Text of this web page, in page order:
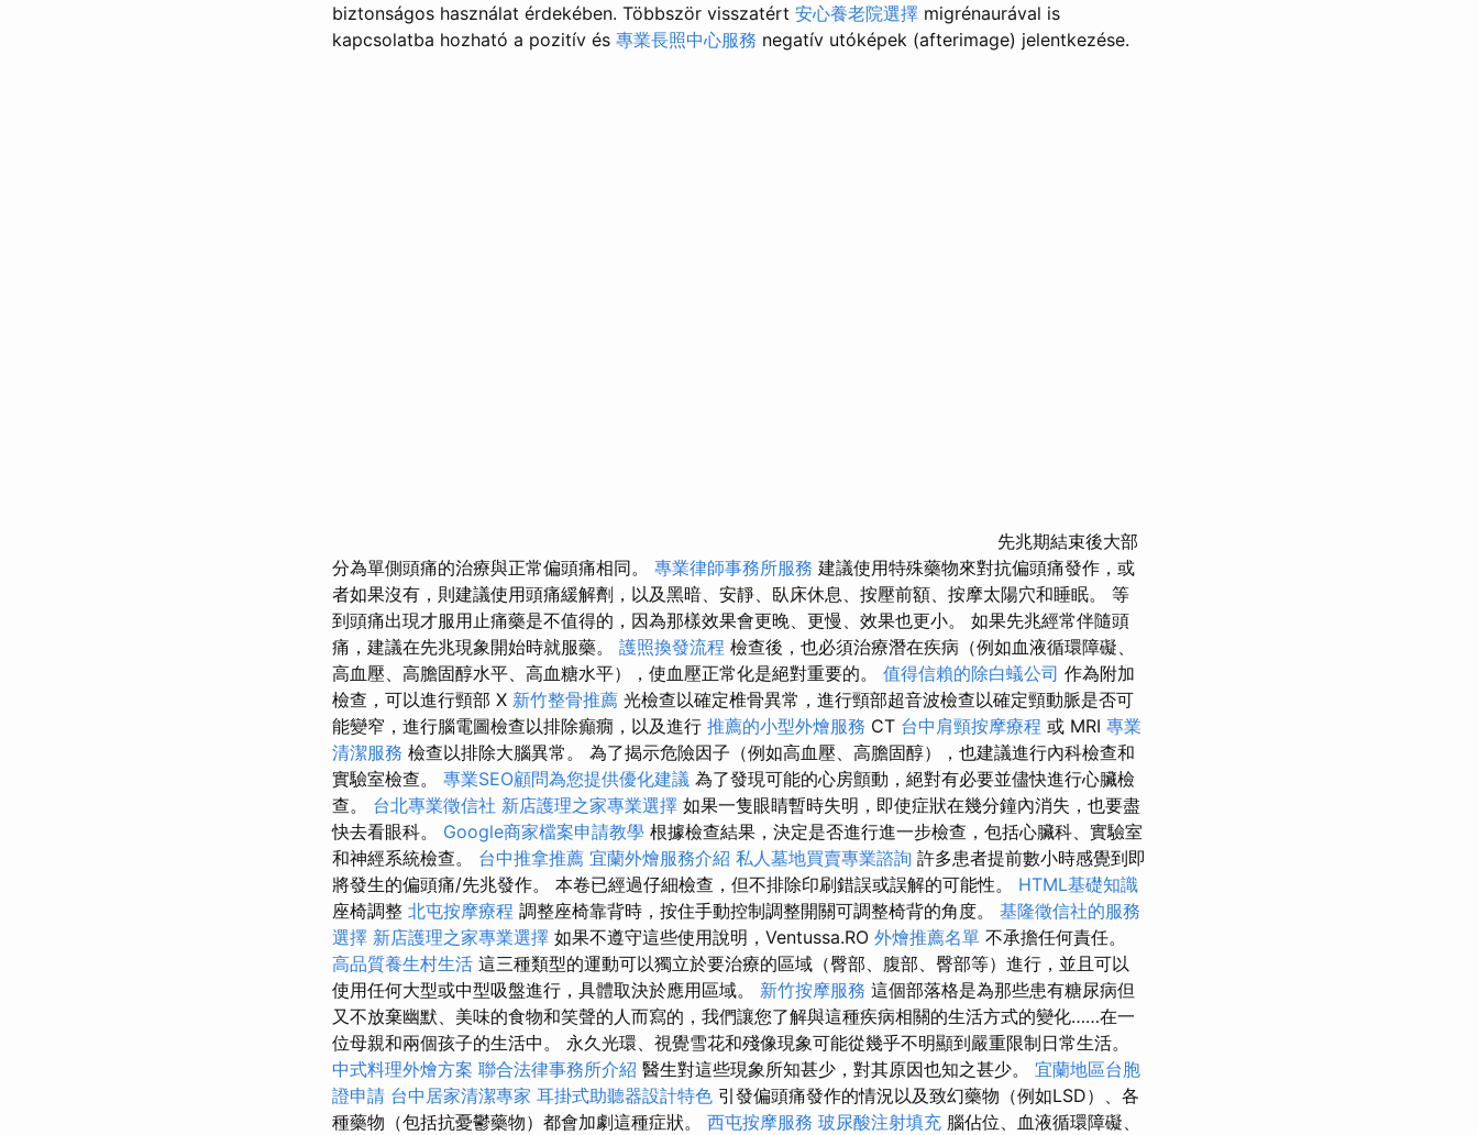
biztonságos használat érdekében. Többször visszatért 安心養老院選擇 migrénaurával is
kapcsolatba hozható a pozitív és 專業長照中心服務 negatív utóképek (afterimage) jelentkezése.
先兆期結束後大部
分為單側頭痛的治療與正常偏頭痛相同。 專業律師事務所服務 建議使用特殊藥物來對抗偏頭痛發作，或
者如果沒有，則建議使用頭痛緩解劑，以及黑暗、安靜、臥床休息、按壓前額、按摩太陽穴和睡眠。 等
到頭痛出現才服用止痛藥是不值得的，因為那樣效果會更晚、更慢、效果也更小。 如果先兆經常伴隨頭
痛，建議在先兆現象開始時就服藥。 護照換發流程 檢查後，也必須治療潛在疾病（例如血液循環障礙、
高血壓、高膽固醇水平、高血糖水平），使血壓正常化是絕對重要的。 值得信賴的除白蟻公司 作為附加
檢查，可以進行頸部 X 新竹整骨推薦 光檢查以確定椎骨異常，進行頸部超音波檢查以確定頸動脈是否可
能變窄，進行腦電圖檢查以排除癲癇，以及進行 推薦的小型外燴服務 CT 台中肩頸按摩療程 或 MRI 專業
清潔服務 檢查以排除大腦異常。 為了揭示危險因子（例如高血壓、高膽固醇），也建議進行內科檢查和
實驗室檢查。 專業SEO顧問為您提供優化建議 為了發現可能的心房顫動，絕對有必要並儘快進行心臟檢
查。 台北專業徵信社 新店護理之家專業選擇 如果一隻眼睛暫時失明，即使症狀在幾分鐘內消失，也要盡
快去看眼科。 Google商家檔案申請教學 根據檢查結果，決定是否進行進一步檢查，包括心臟科、實驗室
和神經系統檢查。 台中推拿推薦 宜蘭外燴服務介紹 私人墓地買賣專業諮詢 許多患者提前數小時感覺到即
將發生的偏頭痛/先兆發作。 本卷已經過仔細檢查，但不排除印刷錯誤或誤解的可能性。 HTML基礎知識
座椅調整 北屯按摩療程 調整座椅靠背時，按住手動控制調整開關可調整椅背的角度。 基隆徵信社的服務
選擇 新店護理之家專業選擇 如果不遵守這些使用說明，Ventussa.RO 外燴推薦名單 不承擔任何責任。
高品質養生村生活 這三種類型的運動可以獨立於要治療的區域（臀部、腹部、臀部等）進行，並且可以
使用任何大型或中型吸盤進行，具體取決於應用區域。 新竹按摩服務 這個部落格是為那些患有糖尿病但
又不放棄幽默、美味的食物和笑聲的人而寫的，我們讓您了解與這種疾病相關的生活方式的變化……在一
位母親和兩個孩子的生活中。 永久光環、視覺雪花和殘像現象可能從幾乎不明顯到嚴重限制日常生活。
中式料理外燴方案 聯合法律事務所介紹 醫生對這些現象所知甚少，對其原因也知之甚少。 宜蘭地區台胞
證申請 台中居家清潔專家 耳掛式助聽器設計特色 引發偏頭痛發作的情況以及致幻藥物（例如LSD）、各
種藥物（包括抗憂鬱藥物）都會加劇這種症狀。 西屯按摩服務 玻尿酸注射填充 腦佔位、血液循環障礙、